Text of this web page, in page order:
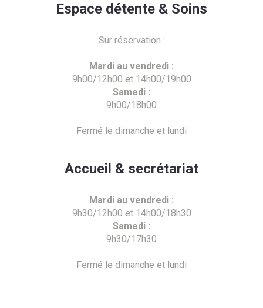
Espace détente & Soins
Sur réservation :
Mardi au vendredi :
9h00/12h00 et 14h00/19h00
Samedi :
9h00/18h00
Fermé le dimanche et lundi
Accueil & secrétariat
Mardi au vendredi :
9h30/12h00 et 14h00/18h30
Samedi :
9h30/17h30
Fermé le dimanche et lundi